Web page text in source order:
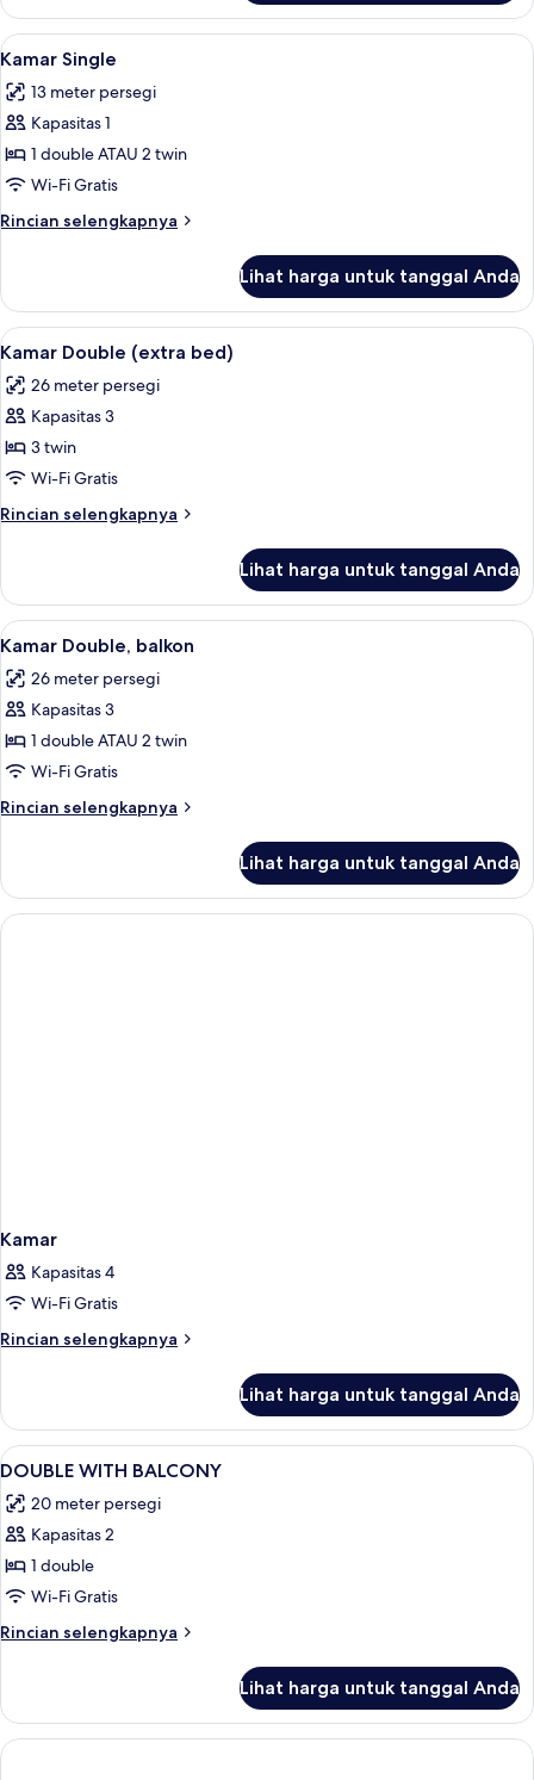
Kamar
Double
Lihat
semua
foto
untuk
Kamar
Single
Minibar, brankas, meja kerja, dan
5
Kamar Single
13 meter persegi
Kapasitas 1
1 double ATAU 2 twin
Wi-Fi Gratis
Rincian selengkapnya
Rincian
Kamar
Single
Lihat harga untuk tanggal Anda
Lihat
semua
foto
untuk
Kamar
Double
(extra
bed)
Minibar, brankas, meja kerja, dan
5
Kamar Double (extra bed)
26 meter persegi
Kapasitas 3
3 twin
Wi-Fi Gratis
Rincian selengkapnya
Rincian
Kamar
Double
(extra
Lihat harga untuk tanggal Anda
Lihat
semua
foto
untuk
Kamar
Double,
balkon
Minibar, brankas, meja kerja, dan
3
Kamar Double, balkon
26 meter persegi
Kapasitas 3
1 double ATAU 2 twin
Wi-Fi Gratis
Rincian selengkapnya
Rincian
Kamar
Double,
balkon
Lihat harga untuk tanggal Anda
Kamar
Kapasitas 4
Wi-Fi Gratis
Rincian selengkapnya
Rincian
Kamar
Lihat harga untuk tanggal Anda
Lihat
semua
foto
untuk
DOUBLE
WITH
BALCONY
Minibar, brankas, meja kerja, dan
1
DOUBLE WITH BALCONY
20 meter persegi
Kapasitas 2
1 double
Wi-Fi Gratis
Rincian selengkapnya
Rincian
DOUBLE
WITH
BALCONY
Lihat harga untuk tanggal Anda